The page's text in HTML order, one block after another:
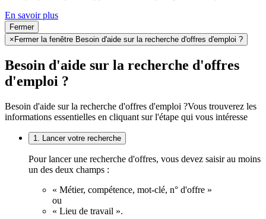
En savoir plus
Fermer
× Fermer la fenêtre Besoin d'aide sur la recherche d'offres d'emploi ?
Besoin d'aide sur la recherche d'offres
d'emploi ?
Besoin d'aide sur la recherche d'offres d'emploi ?Vous trouverez les
informations essentielles en cliquant sur l'étape qui vous intéresse
1. Lancer votre recherche
Pour lancer une recherche d'offres, vous devez saisir au moins
un des deux champs :
« Métier, compétence, mot-clé, n° d'offre »
ou
« Lieu de travail ».